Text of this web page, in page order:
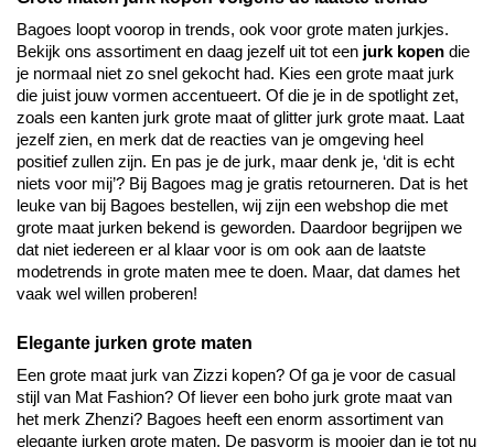
Bagoes loopt voorop in trends, ook voor grote maten jurkjes.
Bekijk ons assortiment en daag jezelf uit tot een jurk kopen die
je normaal niet zo snel gekocht had. Kies een grote maat jurk
die juist jouw vormen accentueert. Of die je in de spotlight zet,
zoals een kanten jurk grote maat of glitter jurk grote maat. Laat
jezelf zien, en merk dat de reacties van je omgeving heel
positief zullen zijn. En pas je de jurk, maar denk je, ‘dit is echt
niets voor mij’? Bij Bagoes mag je gratis retourneren. Dat is het
leuke van bij Bagoes bestellen, wij zijn een webshop die met
grote maat jurken bekend is geworden. Daardoor begrijpen we
dat niet iedereen er al klaar voor is om ook aan de laatste
modetrends in grote maten mee te doen. Maar, dat dames het
vaak wel willen proberen!
Elegante jurken grote maten
Een grote maat jurk van Zizzi kopen? Of ga je voor de casual
stijl van Mat Fashion? Of liever een boho jurk grote maat van
het merk Zhenzi? Bagoes heeft een enorm assortiment van
elegante jurken grote maten. De pasvorm is mooier dan je tot nu